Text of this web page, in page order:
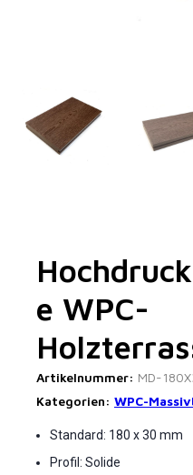
E WPC-
Artikelnummer: MD-
Kategorien: WPC-
Standard: 180 x 30 mm
Profil: Solide